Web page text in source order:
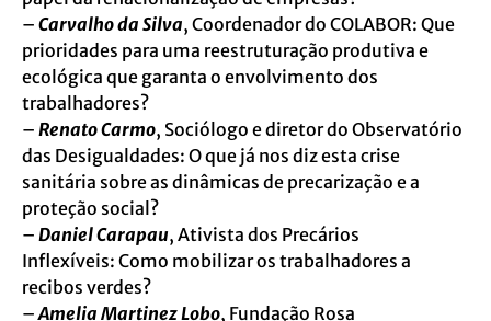
– Carvalho da Silva, Coordenador do COLABOR: Que
prioridades para uma reestruturação produtiva e
ecológica que garanta o envolvimento dos
trabalhadores?
– Renato Carmo, Sociólogo e diretor do Observatório
das Desigualdades: O que já nos diz esta crise
sanitária sobre as dinâmicas de precarização e a
proteção social?
– Daniel Carapau, Ativista dos Precários
Inflexíveis: Como mobilizar os trabalhadores a
recibos verdes?
–Amelia Martinez Lobo, Fundação Rosa